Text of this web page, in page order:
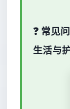
❓ 常见
生活与